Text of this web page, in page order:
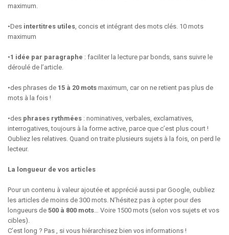
maximum.
•Des intertitres utiles, concis et intégrant des mots clés. 10 mots
maximum
•1 idée par paragraphe : faciliter la lecture par bonds, sans suivre le
déroulé de l’article.
•des phrases de 15 à 20 mots maximum, car on ne retient pas plus de
mots à la fois !
•des phrases rythmées : nominatives, verbales, exclamatives,
interrogatives, toujours à la forme active, parce que c’est plus court !
Oubliez les relatives. Quand on traite plusieurs sujets à la fois, on perd le
lecteur.
La longueur de vos articles
Pour un contenu à valeur ajoutée et apprécié aussi par Google, oubliez
les articles de moins de 300 mots. N’hésitez pas à opter pour des
longueurs de 500 à 800 mots… Voire 1500 mots (selon vos sujets et vos
cibles).
C’est long ? Pas , si vous hiérarchisez bien vos informations !